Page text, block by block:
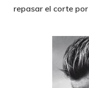
repasar el corte